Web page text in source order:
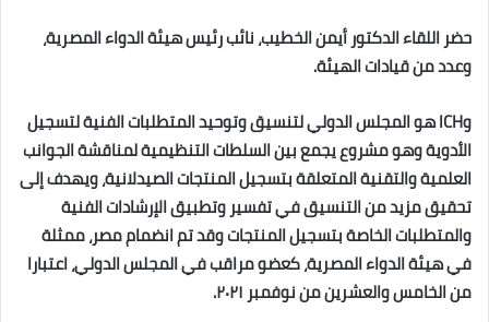
حضر اللقاء الدكتور أيمن الخطيب، نائب رئيس هيئة الدواء المصرية،
وعدد من قيادات الهيئة.
وICH هو المجلس الدولي لتنسيق وتوحيد المتطلبات الفنية لتسجيل
الأدوية وهو مشروع يجمع بين السلطات التنظيمية لمناقشة الجوانب
العلمية والتقنية المتعلقة بتسجيل المنتجات الصيدلانية، ويهدف إلى
تحقيق مزيد من التنسيق في تفسير وتطبيق الإرشادات الفنية
والمتطلبات الخاصة بتسجيل المنتجات وقد تم انضمام مصر، ممثلة
في هيئة الدواء المصرية، كعضو مراقب في المجلس الدولي، اعتبارا
من الخامس والعشرين من نوفمبر ٢٠٢١.